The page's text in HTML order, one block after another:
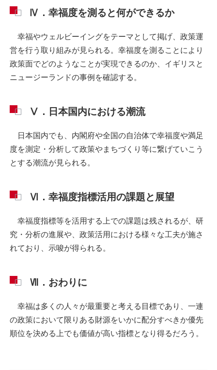
Ⅳ．幸福度を測ると何ができるか
幸福やウェルビーイングをテーマとして掲げ、政策運
営を行う取り組みが見られる。幸福度を測ることにより
政策面でどのようなことが実現できるのか、イギリスと
ニュージーランドの事例を確認する。
Ⅴ．日本国内における潮流
日本国内でも、内閣府や全国の自治体で幸福度や満足
度を測定・分析して政策やまちづくり等に繋げていこう
とする潮流が見られる。
Ⅵ．幸福度指標活用の課題と展望
幸福度指標等を活用する上での課題は残されるが、研
究・分析の進展や、政策活用における様々な工夫が施さ
れており、示唆が得られる。
Ⅶ．おわりに
幸福は多くの人々が最重要と考える目標であり、一連
の政策において限りある財源をいかに配分すべきか優先
順位を決める上でも価値が高い指標となり得るだろう。